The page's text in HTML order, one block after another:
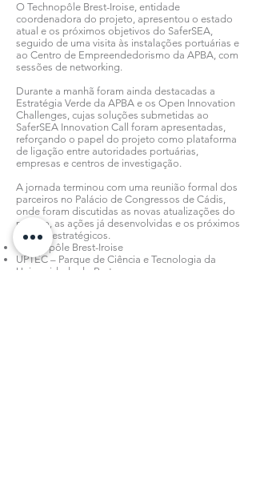
O Technopôle Brest-Iroise, entidade
coordenadora do projeto, apresentou o estado
atual e os próximos objetivos do SaferSEA,
seguido de uma visita às instalações portuárias e
ao Centro de Empreendedorismo da APBA, com
sessões de networking.
Durante a manhã foram ainda destacadas a
Estratégia Verde da APBA e os Open Innovation
Challenges, cujas soluções submetidas ao
SaferSEA Innovation Call foram apresentadas,
reforçando o papel do projeto como plataforma
de ligação entre autoridades portuárias,
empresas e centros de investigação.
A jornada terminou com uma reunião formal dos
parceiros no Palácio de Congressos de Cádis,
onde foram discutidas as novas atualizações do
projeto, as ações já desenvolvidas e os próximos
marcos estratégicos.
Technopôle Brest-Iroise
UPTEC – Parque de Ciência e Tecnologia da
Universidade do Porto